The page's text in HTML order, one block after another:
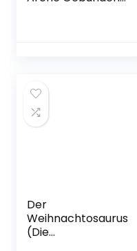
Der
Weihnachtosaurus
(Die